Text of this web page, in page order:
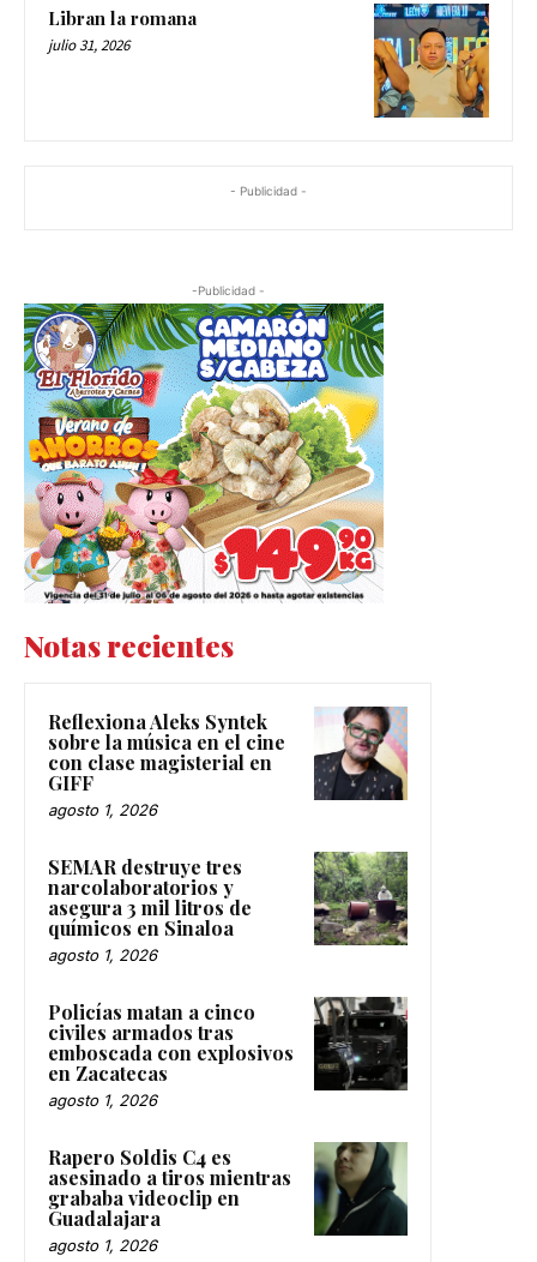
Libran la romana
julio 31, 2026
- Publicidad -
-Publicidad -
Notas recientes
Reflexiona Aleks Syntek
sobre la música en el cine
con clase magisterial en
GIFF
agosto 1, 2026
SEMAR destruye tres
narcolaboratorios y
asegura 3 mil litros de
químicos en Sinaloa
agosto 1, 2026
Policías matan a cinco
civiles armados tras
emboscada con explosivos
en Zacatecas
agosto 1, 2026
Rapero Soldis C4 es
asesinado a tiros mientras
grababa videoclip en
Guadalajara
agosto 1, 2026